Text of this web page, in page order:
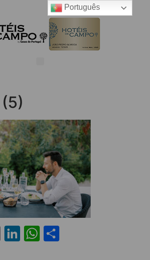
EmailLinkedIn
WhatsApp
Português